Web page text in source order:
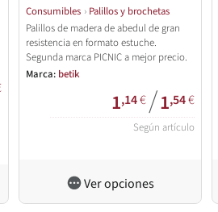
Consumibles › Palillos y brochetas
Palillos de madera de abedul de gran
resistencia en formato estuche.
Segunda marca PICNIC a mejor precio.
Marca: betik
1,14€/1,54€
Según artículo
Ver opciones